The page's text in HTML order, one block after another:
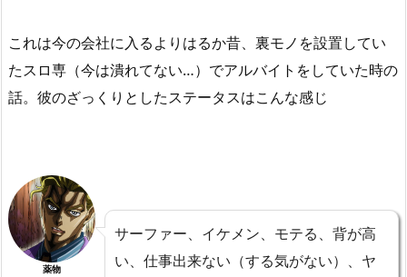
これは今の会社に入るよりはるか昔、裏モノを設置してい
たスロ専（今は潰れてない…）でアルバイトをしていた時の
話。彼のざっくりとしたステータスはこんな感じ
薬物
サーファー、イケメン、モテる、背が高
い、仕事出来ない（する気がない）、ヤ